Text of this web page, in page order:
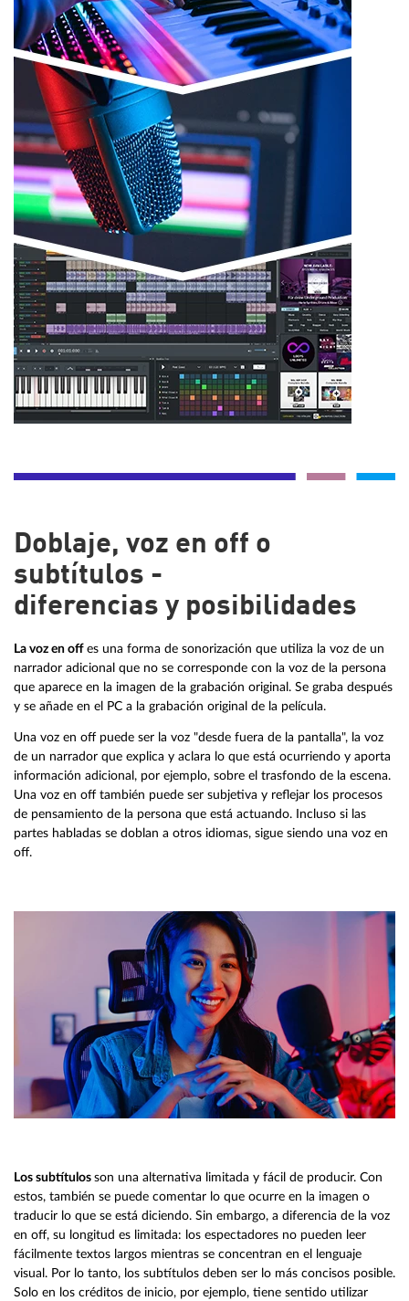
Doblaje, voz en off o
subtítulos -
diferencias y posibilidades
La voz en off es una forma de sonorización que utiliza la voz de un
narrador adicional que no se corresponde con la voz de la persona
que aparece en la imagen de la grabación original. Se graba después
y se añade en el PC a la grabación original de la película.
Una voz en off puede ser la voz "desde fuera de la pantalla", la voz
de un narrador que explica y aclara lo que está ocurriendo y aporta
información adicional, por ejemplo, sobre el trasfondo de la escena.
Una voz en off también puede ser subjetiva y reflejar los procesos
de pensamiento de la persona que está actuando. Incluso si las
partes habladas se doblan a otros idiomas, sigue siendo una voz en
off.
Los subtítulos son una alternativa limitada y fácil de producir. Con
estos, también se puede comentar lo que ocurre en la imagen o
traducir lo que se está diciendo. Sin embargo, a diferencia de la voz
en off, su longitud es limitada: los espectadores no pueden leer
fácilmente textos largos mientras se concentran en el lenguaje
visual. Por lo tanto, los subtítulos deben ser lo más concisos posible.
Solo en los créditos de inicio, por ejemplo, tiene sentido utilizar